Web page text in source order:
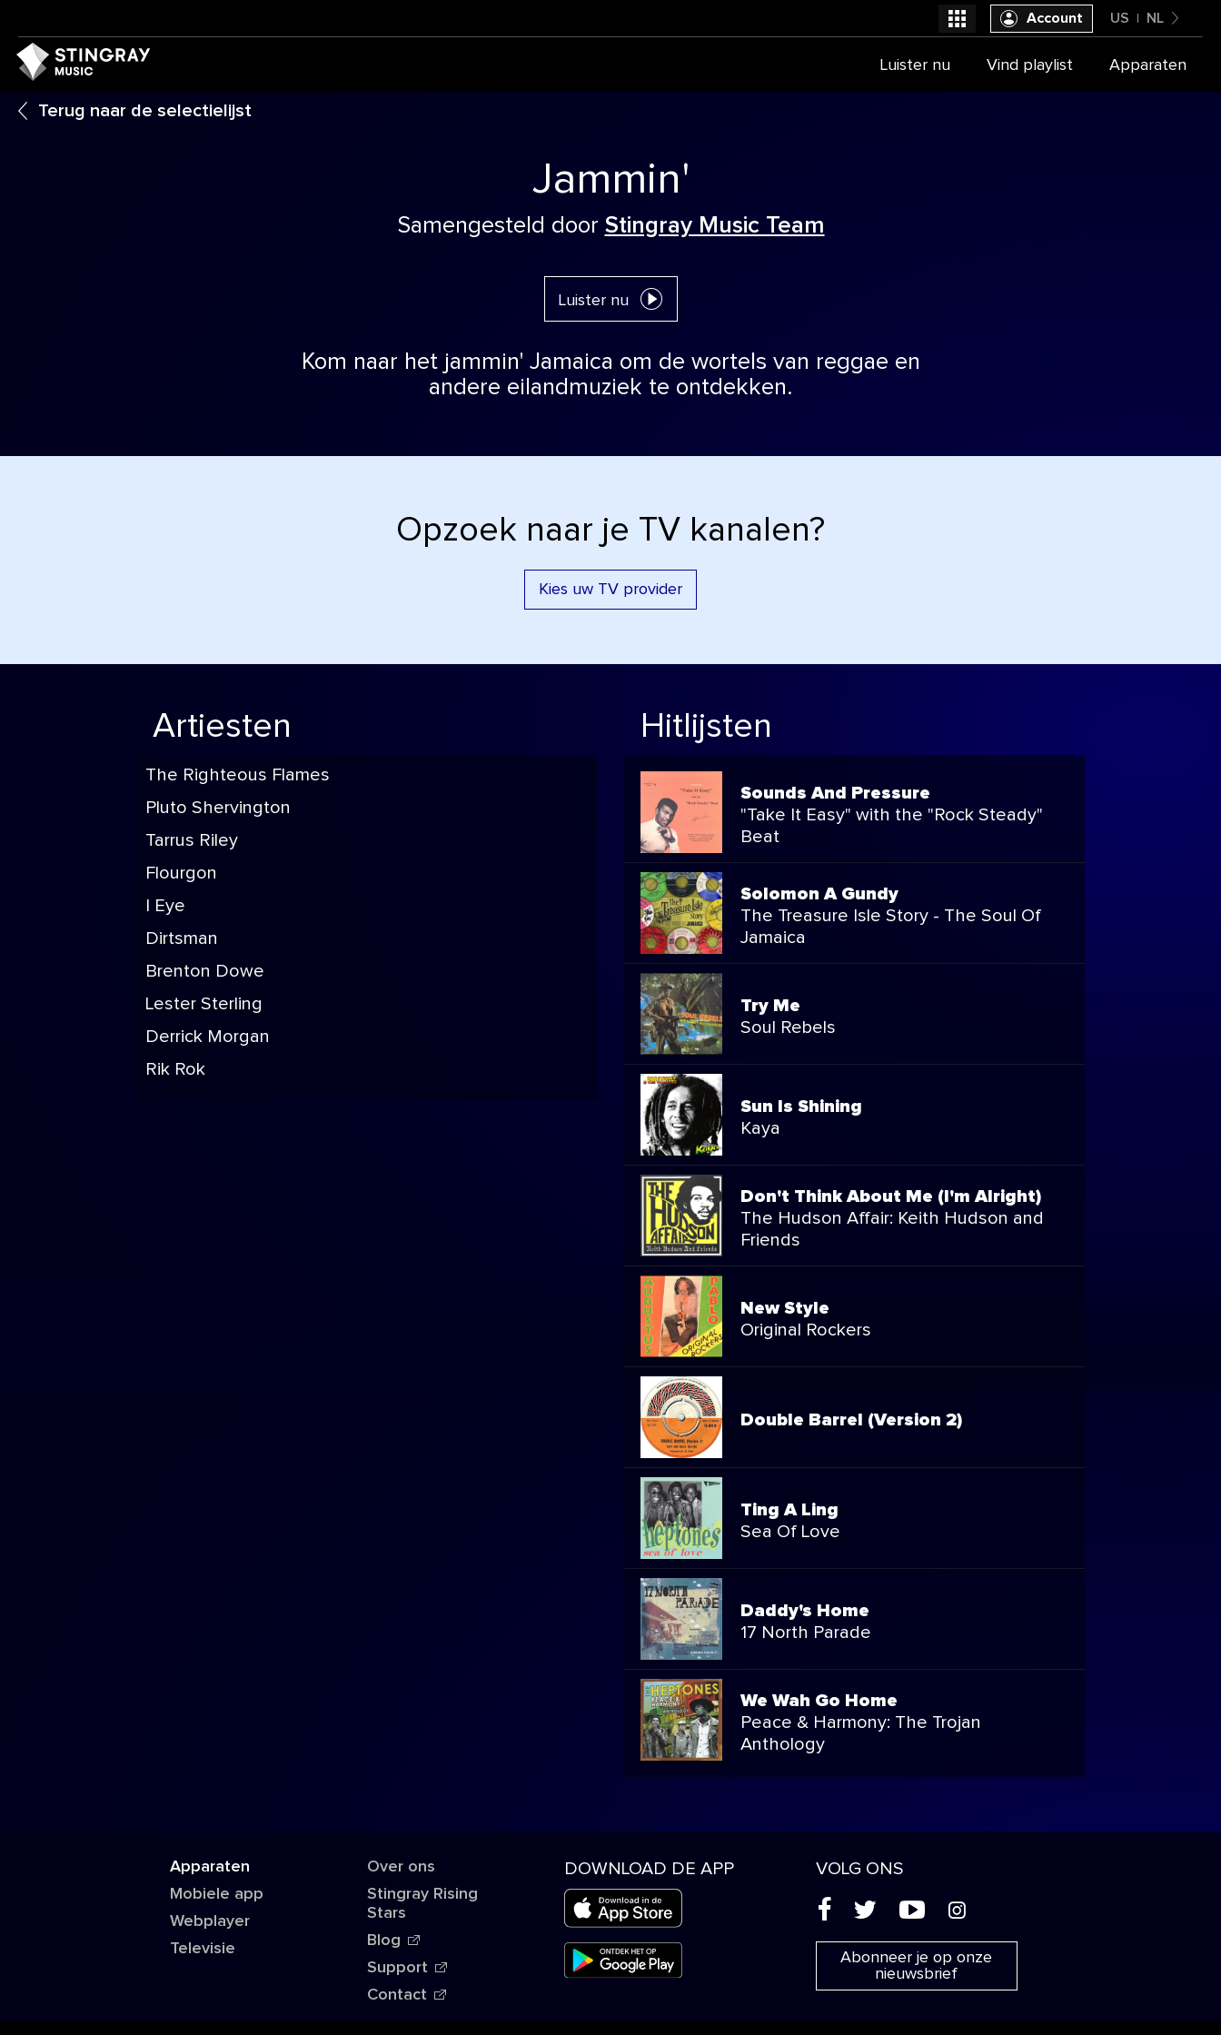
Terug naar de selectielijst
Jammin'
Samengesteld door Stingray Music Team
Luister nu
Kom naar het jammin' Jamaica om de wortels van reggae en
andere eilandmuziek te ontdekken.
Opzoek naar je TV kanalen?
Kies uw TV provider
Artiesten
The Righteous Flames
Pluto Shervington
Tarrus Riley
Flourgon
I Eye
Dirtsman
Brenton Dowe
Lester Sterling
Derrick Morgan
Rik Rok
Hitlijsten
Sounds And Pressure
"Take It Easy" with the "Rock Steady"
Beat
Solomon A Gundy
The Treasure Isle Story - The Soul Of
Jamaica
Try Me
Soul Rebels
Sun Is Shining
Kaya
Don't Think About Me (I'm Alright)
The Hudson Affair: Keith Hudson and
Friends
New Style
Original Rockers
Double Barrel (Version 2)
Ting A Ling
Sea Of Love
Daddy's Home
17 North Parade
We Wah Go Home
Peace & Harmony: The Trojan
Anthology
Apparaten
Mobiele app
Webplayer
Televisie
Over ons
Stingray Rising
Stars
Blog
Support
Contact
DOWNLOAD DE APP VOLG ONS
( ' + &
Abonneer je op onze
nieuwsbrief
United States
US NL
Account
Luister nu Vind playlist Apparaten